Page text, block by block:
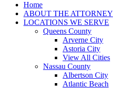
Home
ABOUT THE ATTORNEY
LOCATIONS WE SERVE
Queens County
Arverne City
Astoria City
View All Cities
Nassau County
Albertson City
Atlantic Beach